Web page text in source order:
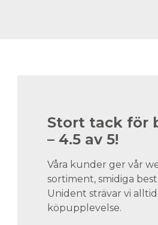
Stort tack för
– 4.5 av 5!
Våra kunder ger vår
sortiment, smidiga
Unident strävar vi
köpupplevelse.